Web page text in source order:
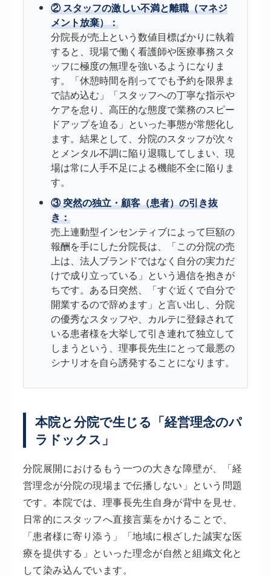
② スタッフの激しい不満と離職（マネジ
メント放棄）：
分院長が売上という数値目標ばかりに執着
すると、現場で働く看護師や医療事務スタ
ッフに極度の無理を強いるようになりま
す。「休憩時間を削ってでも予約を限界ま
で詰め込む」「スタッフへの丁寧な指示や
ケアを怠り、高圧的な態度で業務のスピー
ドアップを迫る」といった事態が常態化し
ます。結果として、分院のスタッフが次々
とメンタル不調に陥り退職してしまい、現
場は常に人手不足による機能不全に陥りま
す。
③ 突然の独立・顧客（患者）の引き抜
き：
売上連動型インセンティブによって巨額の
報酬を手にした分院長は、「この分院の売
上は、法人ブランドではなく自分の実力だ
けで成り立っている」という過信を抱きが
ちです。ある日突然、「すぐ近くで自分で
開業するので辞めます」と言い出し、分院
の優秀なスタッフや、カルテに登録されて
いる患者様を大挙して引き連れて独立して
しまうという、理事長先生にとって最悪の
シナリオを自ら誘発することになります。
本院と分院で生じる「経営理念のパ
ラドックス」
分院展開におけるもう一つの大きな障壁が、「経
営理念が分院の現場まで伝播しない」という問題
です。本院では、理事長先生自身が背中を見せ、
日常的にスタッフへ直接言葉をかけることで、
「患者様に寄り添う」「地域に根ざした誠実な医
療を提供する」といった理念が自然と組織文化と
して染み込んでいます。